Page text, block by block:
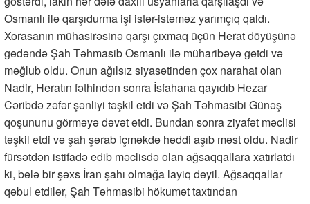
Osmanlı ilə qarşıdurma işi istər-istəməz yarımçıq qaldı.
Xorasanın mühasirəsinə qarşı çıxmaq üçün Herat döyüşünə
gedəndə Şah Təhmasib Osmanlı ilə müharibəyə getdi və
məğlub oldu. Onun ağılsız siyasətindən çox narahat olan
Nadir, Heratın fəthindən sonra İsfahana qayıdıb Hezar
Cəribdə zəfər şənliyi təşkil etdi və Şah Təhmasibi Günəş
qoşununu görməyə dəvət etdi. Bundan sonra ziyafət məclisi
təşkil etdi və şah şərab içməkdə həddi aşıb məst oldu. Nadir
fürsətdən istifadə edib məclisdə olan ağsaqqallara xatırlatdı
ki, belə bir şəxs İran şahı olmağa layiq deyil. Ağsaqqallar
qəbul etdilər, Şah Təhmasibi hökumət taxtından